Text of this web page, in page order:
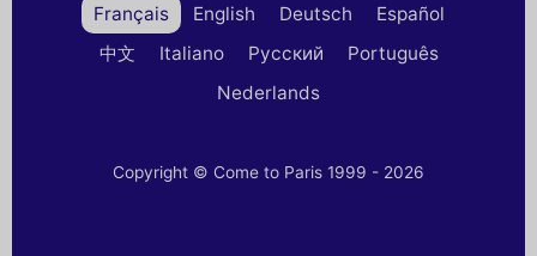
Français English Deutsch
Español
中文
Italiano Русский
Português
Nederlands
Copyright © Come to Paris 1999 - 2026